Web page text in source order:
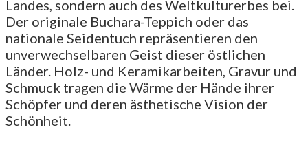
Landes, sondern auch des Weltkulturerbes bei.
Der originale Buchara-Teppich oder das
nationale Seidentuch repräsentieren den
unverwechselbaren Geist dieser östlichen
Länder. Holz- und Keramikarbeiten, Gravur und
Schmuck tragen die Wärme der Hände ihrer
Schöpfer und deren ästhetische Vision der
Schönheit.